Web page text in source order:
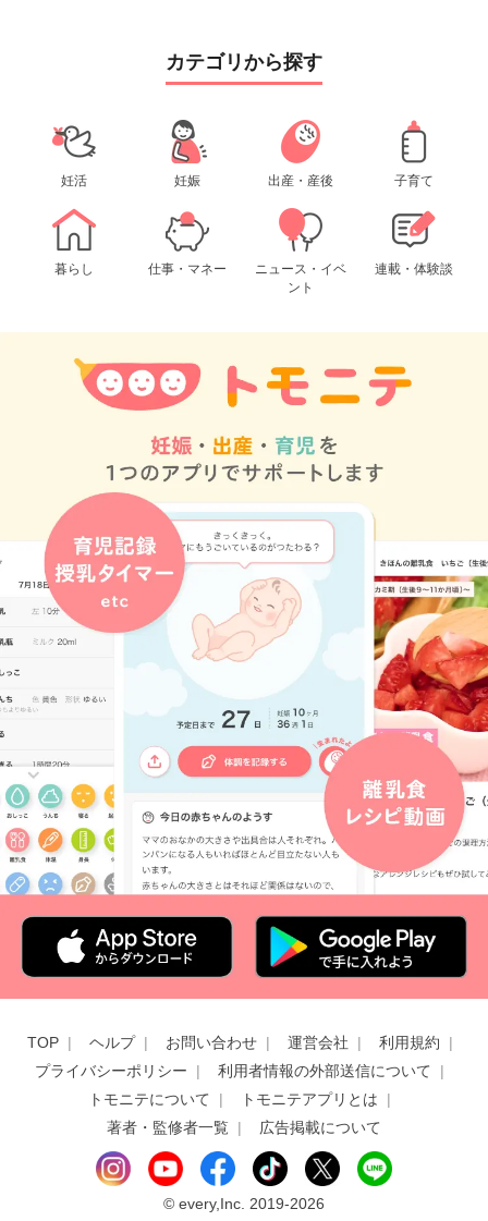
カテゴリから探す
妊活 妊娠 出産・産後 子育て
暮らし 仕事・マネー
ニュース・イベ
ント
連載・体験談
TOP ヘルプ お問い合わせ 運営会社
利用規約
プライバシーポリシー
利用者情報の外部送信について
トモニテについて
トモニテアプリとは
著者・監修者一覧
広告掲載について
© every,Inc. 2019-2026